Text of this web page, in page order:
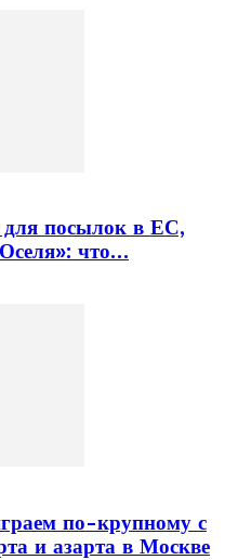
посылок в ЕС,
что…
по-крупному с
и азарта в Москве